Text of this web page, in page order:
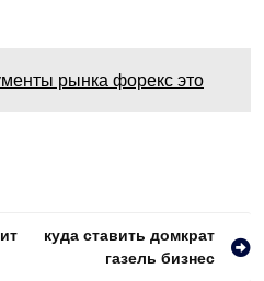
рынка форекс это
куда ставить домкрат
газель бизнес